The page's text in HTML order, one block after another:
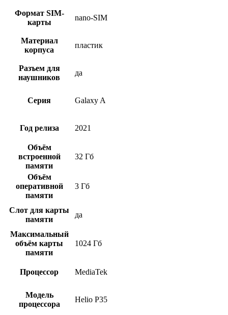
Формат SIM-
карты
nano-SIM
Материал
корпуса
пластик
Разъем для
наушников
да
Серия Galaxy A
Год релиза 2021
Объём
встроенной
памяти
32 Гб
Объём
оперативной
памяти
3 Гб
Слот для карты
памяти
да
Максимальный
объём карты
памяти
1024 Гб
Процессор MediaTek
Модель
процессора
Helio P35